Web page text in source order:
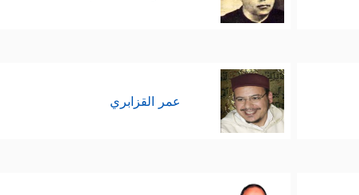
عمر القزابري